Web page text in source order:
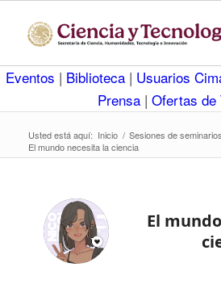
Eventos | Biblioteca | Usuarios
Prensa | Ofertas de
Usted está aquí: Inicio / Sesiones de
El mundo necesita la ciencia
El